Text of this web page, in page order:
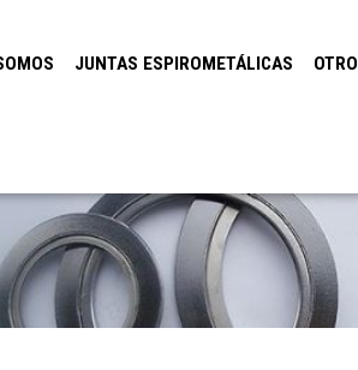
JUNTAS ESPIROMETÁLICAS